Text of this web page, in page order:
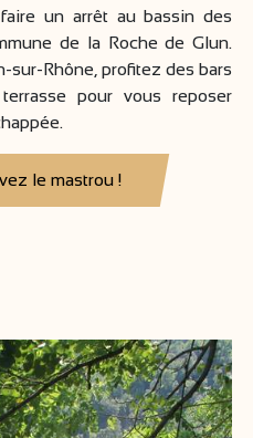
un arrêt au bassin des
de la Roche de Glun.
sur-Rhône, profitez des bars
pour vous reposer
le mastrou !